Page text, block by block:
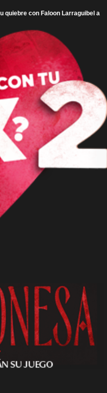
quiebre con Faloon Larraguibel a